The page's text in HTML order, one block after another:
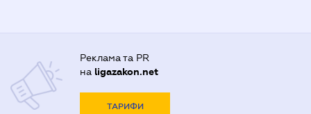
Реклама та PR
на ligazakon.net
ТАРИФИ